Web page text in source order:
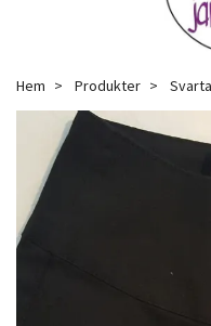
Hem Produkter